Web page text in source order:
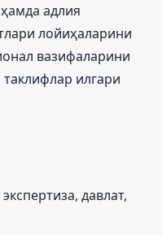
давлат,
адлия
лойиҳаларини
вазифаларини
илгари